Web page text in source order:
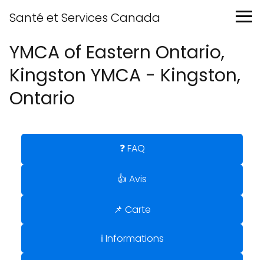
Santé et Services Canada
YMCA of Eastern Ontario,
Kingston YMCA - Kingston,
Ontario
❓ FAQ
👍 Avis
📌 Carte
ℹ️ Informations